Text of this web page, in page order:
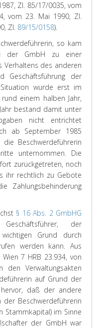
Zl. 85/17/0035, vom
vom 23. Mai 1990, Zl.
Zl. 89/15/0158).
so kam
der GmbH zu einer
Verhaltens des anderen
Geschäftsführung der
wurde erst im
einem halben Jahr,
bestand damit unter
nicht entrichtet
ab September 1985
Beschwerdeführerin
unternommen. Die
zurückgetreten, noch
ihr rechtlich zu Gebote
Zahlungsbehinderung
§ 16 Abs. 2 GmbHG
der
Grund durch
werden kann. Aus
7 HRB 23.934, von
den Verwaltungsakten
auf Grund der
daß der andere
der Beschwerdeführerin
Stammkapital) im Sinne
der GmbH war